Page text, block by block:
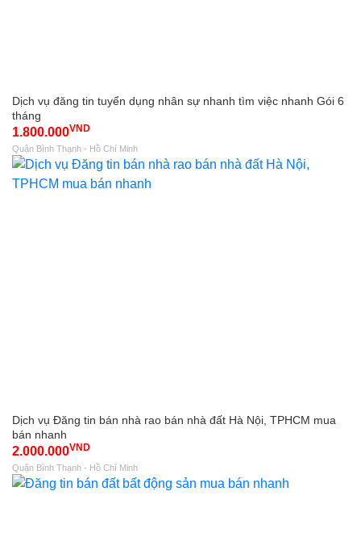
Dịch vụ đăng tin tuyển dụng nhân sự nhanh tìm việc nhanh Gói 6
tháng
1.800.000VND
Quận Bình Thạnh - Hồ Chí Minh
Dịch vụ Đăng tin bán nhà rao bán nhà đất Hà Nội, TPHCM mua
bán nhanh
2.000.000VND
Quận Bình Thạnh - Hồ Chí Minh